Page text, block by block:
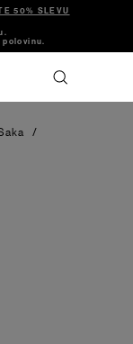
50% SLEVU
/